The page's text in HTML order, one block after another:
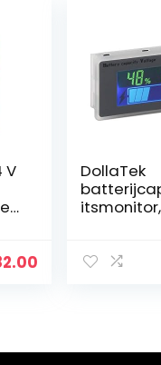
V
DollaTek
aar